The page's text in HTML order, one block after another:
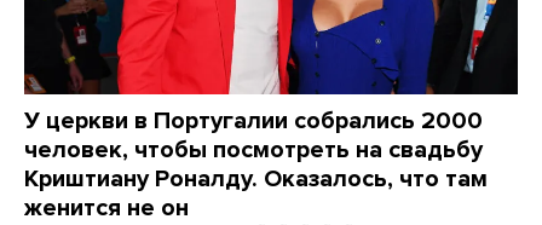
У церкви в Португалии собрались 2000
человек, чтобы посмотреть на свадьбу
Криштиану Роналду. Оказалось, что там
женится не он